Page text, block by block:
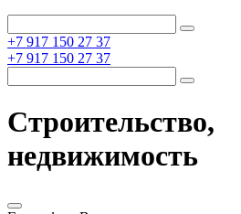
+7 917 150 27 37
+7 917 150 27 37
Строительство,
недвижимость